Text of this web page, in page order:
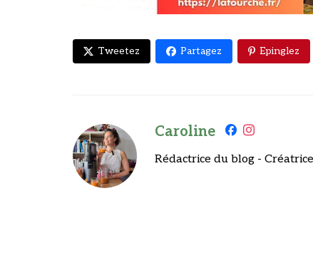
Tweetez Partagez Epinglez
Caroline
Rédactrice du blog -